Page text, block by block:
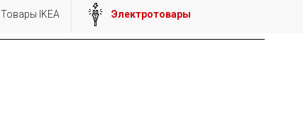
Товары IKEA Электротовары